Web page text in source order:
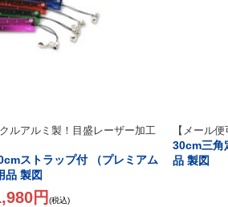
ルアルミ製！目盛レーザー加工
ストラップ付 （プレミアム
品 製図
円(税込)
【メール
30cm三角
品 製図